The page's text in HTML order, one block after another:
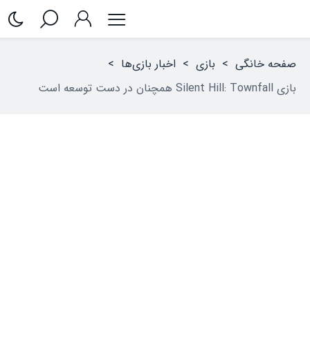
صفحه خانگی > بازی > اخبار بازی‌ها >
بازی Silent Hill: Townfall همچنان در دست توسعه است